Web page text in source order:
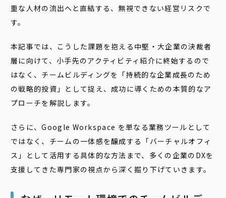
重な人材の流出へと直結する、無視できない経営リスクで
す。
本記事では、こうした課題を抱える中堅・大企業の決裁者
層に向けて、小手先のアクティビティ紹介に終始するので
はなく、チームビルディングを「持続的な企業成長のため
の戦略的投資」として捉え、成功に導くための本質的なア
プローチを解説します。
さらに、Google Workspace を単なる業務ツールとして
ではなく、チームの一体感を醸成する「バーチャルオフィ
ス」として活用する具体的な方法まで、多くの企業のDXを
支援してきた専門家の視点から深く掘り下げていきます。